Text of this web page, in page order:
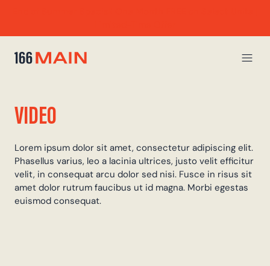
VIDEO
Lorem ipsum dolor sit amet, consectetur adipiscing elit.
Phasellus varius, leo a lacinia ultrices, justo velit efficitur
velit, in consequat arcu dolor sed nisi. Fusce in risus sit
amet dolor rutrum faucibus ut id magna. Morbi egestas
euismod consequat.